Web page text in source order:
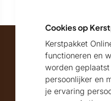
Maatschappelijk partner
Beoordeeld met
Cookies op
Kerstpakket
functioneren en
worden
persoonlijker en
je ervaring